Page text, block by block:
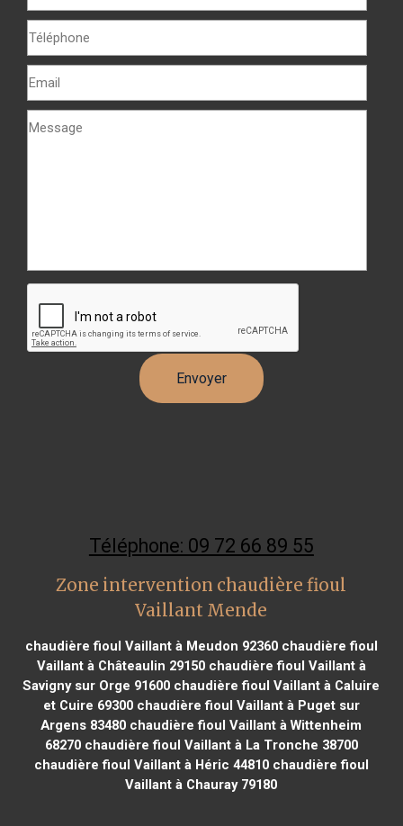
Téléphone: 09 72 66 89 55
Zone intervention chaudière fioul
Vaillant Mende
chaudière fioul Vaillant à Meudon 92360chaudière fioul
Vaillant à Châteaulin 29150chaudière fioul Vaillant à
Savigny sur Orge 91600 chaudière fioul Vaillant à Caluire
et Cuire 69300chaudière fioul Vaillant à Puget sur
Argens 83480 chaudière fioul Vaillant à Wittenheim
68270chaudière fioul Vaillant à La Tronche 38700
chaudière fioul Vaillant à Héric 44810chaudière fioul
Vaillant à Chauray 79180